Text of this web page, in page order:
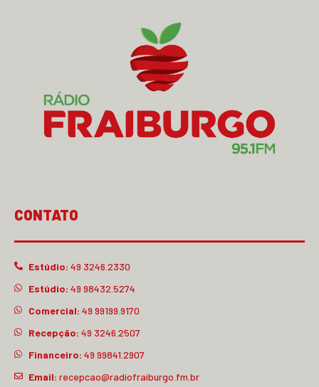
CONTATO
Estúdio: 49 3246.2330
Estúdio: 49 98432.5274
Comercial: 49 99199.9170
Recepção: 49 3246.2507
Financeiro: 49 99841.2907
Email: recepcao@radiofraiburgo.fm.br